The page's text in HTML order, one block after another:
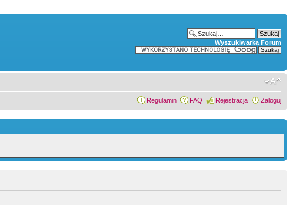
Wyszukiwarka Forum
Regulamin FAQ Rejestracja Zaloguj